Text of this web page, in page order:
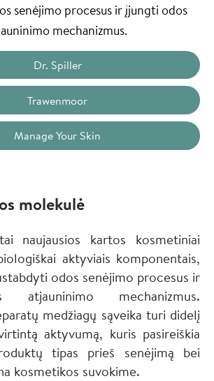
senėjimo procesus ir įjungti odos
mechanizmus.
Dr. Spiller
Trawenmoor
Manage Your Skin
molekulė
naujausios kartos kosmetiniai
aktyviais komponentais,
odos senėjimo procesus ir
mechanizmus.
medžiagų sąveika turi didelį
aktyvumą, kuris pasireiškia
tipas prieš senėjimą bei
kosmetikos suvokime.